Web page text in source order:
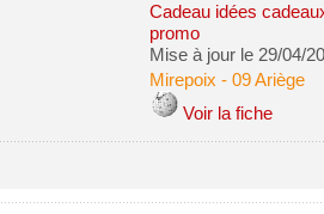
Cadeau idées
promo
Mise à jour le 29/04/
Mirepoix - 09 Ariège
Voir la fiche